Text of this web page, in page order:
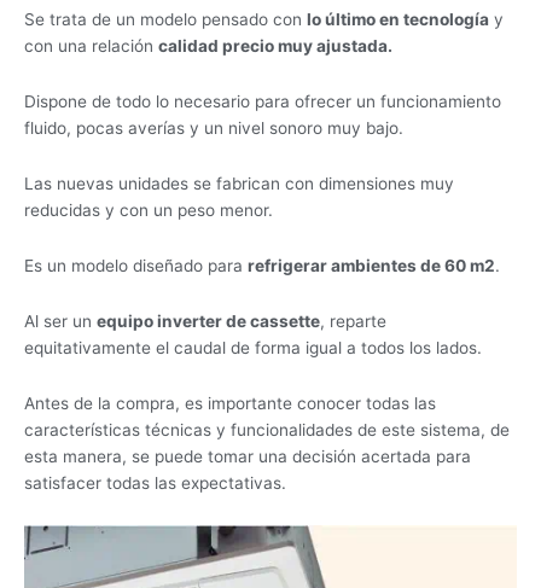
Se trata de un modelo pensado con lo último en tecnología y
con una relación calidad precio muy ajustada.
Dispone de todo lo necesario para ofrecer un funcionamiento
fluido, pocas averías y un nivel sonoro muy bajo.
Las nuevas unidades se fabrican con dimensiones muy
reducidas y con un peso menor.
Es un modelo diseñado para refrigerar ambientes de 60 m2.
Al ser un equipo inverter de cassette, reparte
equitativamente el caudal de forma igual a todos los lados.
Antes de la compra, es importante conocer todas las
características técnicas y funcionalidades de este sistema, de
esta manera, se puede tomar una decisión acertada para
satisfacer todas las expectativas.